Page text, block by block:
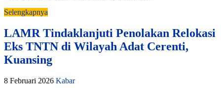
Selengkapnya
LAMR Tindaklanjuti Penolakan Relokasi
Eks TNTN di Wilayah Adat Cerenti,
Kuansing
8 Februari 2026 Kabar